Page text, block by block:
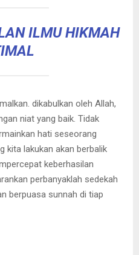
ILMU HIKMAH
dikabulkan oleh Allah,
niat yang baik. Tidak
hati seseorang
kita lakukan akan berbalik
keberhasilan
perbanyaklah sedekah
berpuasa sunnah di tiap